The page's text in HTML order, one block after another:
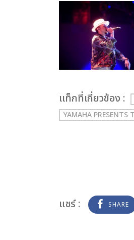
เเท็กที่เกี่ยวข้อง :
YAMAHA PRESENTS
แชร์ : SHARE